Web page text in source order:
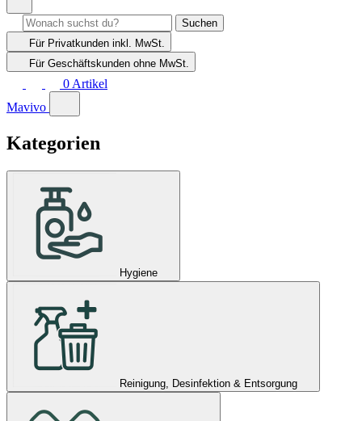
Suchen
Für Privatkunden inkl. MwSt.
Für Geschäftskunden ohne MwSt.
0 Artikel
Mavivo
Kategorien
Hygiene
Reinigung, Desinfektion & Entsorgung